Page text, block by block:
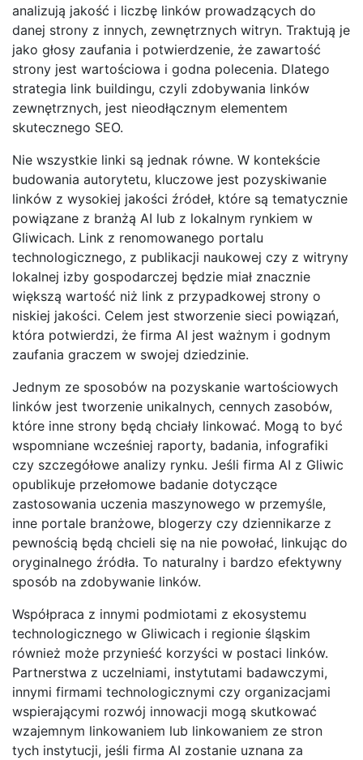
analizują jakość i liczbę linków prowadzących do
danej strony z innych, zewnętrznych witryn. Traktują je
jako głosy zaufania i potwierdzenie, że zawartość
strony jest wartościowa i godna polecenia. Dlatego
strategia link buildingu, czyli zdobywania linków
zewnętrznych, jest nieodłącznym elementem
skutecznego SEO.
Nie wszystkie linki są jednak równe. W kontekście
budowania autorytetu, kluczowe jest pozyskiwanie
linków z wysokiej jakości źródeł, które są tematycznie
powiązane z branżą AI lub z lokalnym rynkiem w
Gliwicach. Link z renomowanego portalu
technologicznego, z publikacji naukowej czy z witryny
lokalnej izby gospodarczej będzie miał znacznie
większą wartość niż link z przypadkowej strony o
niskiej jakości. Celem jest stworzenie sieci powiązań,
która potwierdzi, że firma AI jest ważnym i godnym
zaufania graczem w swojej dziedzinie.
Jednym ze sposobów na pozyskanie wartościowych
linków jest tworzenie unikalnych, cennych zasobów,
które inne strony będą chciały linkować. Mogą to być
wspomniane wcześniej raporty, badania, infografiki
czy szczegółowe analizy rynku. Jeśli firma AI z Gliwic
opublikuje przełomowe badanie dotyczące
zastosowania uczenia maszynowego w przemyśle,
inne portale branżowe, blogerzy czy dziennikarze z
pewnością będą chcieli się na nie powołać, linkując do
oryginalnego źródła. To naturalny i bardzo efektywny
sposób na zdobywanie linków.
Współpraca z innymi podmiotami z ekosystemu
technologicznego w Gliwicach i regionie śląskim
również może przynieść korzyści w postaci linków.
Partnerstwa z uczelniami, instytutami badawczymi,
innymi firmami technologicznymi czy organizacjami
wspierającymi rozwój innowacji mogą skutkować
wzajemnym linkowaniem lub linkowaniem ze stron
tych instytucji, jeśli firma AI zostanie uznana za